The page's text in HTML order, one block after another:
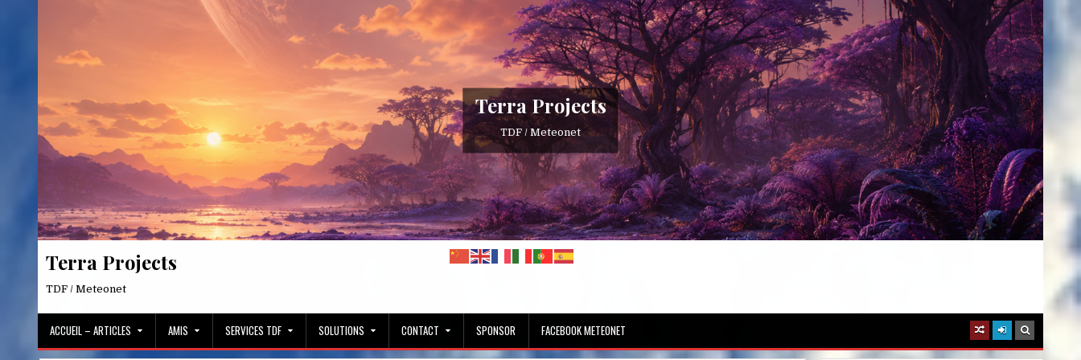
Terra Projects
TDF / Meteonet
Terra Projects
TDF / Meteonet
ACCUEIL – ARTICLES AMIS SERVICES TDF SOLUTIONS CONTACT SPONSOR FACEBOOK METEONET